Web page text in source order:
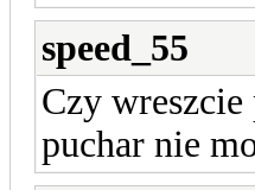
speed_55
Czy wreszcie
puchar nie